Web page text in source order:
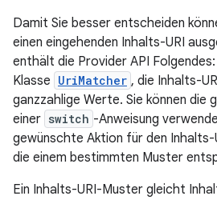
Damit Sie besser entscheiden
einen eingehenden Inhalts-URI
enthält die Provider API
Klasse UriMatcher , die Inhalts-
ganzzahlige Werte. Sie können die
einer switch -Anweisung
gewünschte Aktion für den Inhalts-
die einem bestimmten Muster
Ein Inhalts-URI-Muster gleicht